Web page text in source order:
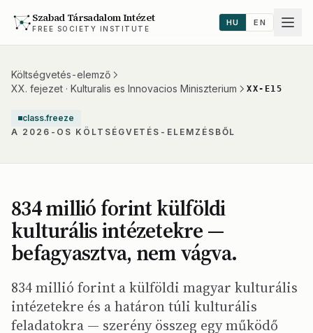
Szabad Társadalom Intézet
FREE SOCIETY INSTITUTE
HU EN
Költségvetés-elemző
XX. fejezet · Kulturalis es Innovacios Miniszterium
XX-E15
class.freeze
A 2026-OS KÖLTSÉGVETÉS-ELEMZÉSBŐL
834 millió forint külföldi
kulturális intézetekre —
befagyasztva, nem vágva.
834 millió forint a külföldi magyar kulturális
intézetekre és a határon túli kulturális
feladatokra — szerény összeg egy működő